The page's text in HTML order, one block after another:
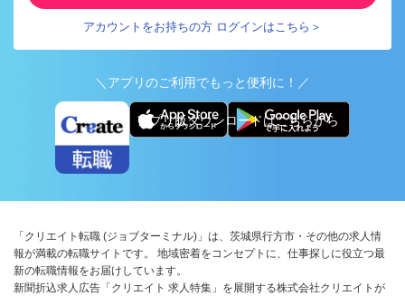
アカウントをお持ちの方 ログインはこちら＞
＼アプリのご利用でもっと便利に！／
アプリ版ダウンロードはこちらから
「クリエイト転職 (ジョブターミナル)」は、茨城県行方市・その他の求人情
報が満載の転職サイトです。 地域密着をコンセプトに、仕事探しに役立つ最
新の転職情報をお届けしています。
新聞折込求人広告「クリエイト 求人特集」を展開する株式会社クリエイトが